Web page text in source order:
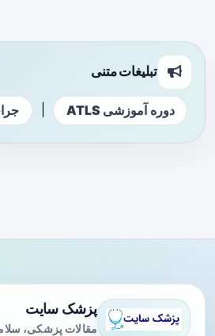
تبلیغات متنی
دوره آموزشی ATLS
پزشک سایت
مقالات پزشکی،